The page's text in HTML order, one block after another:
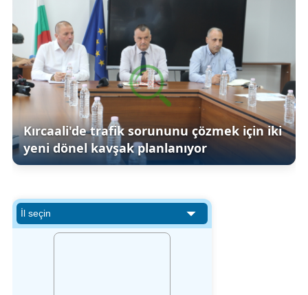
Kırcaali'de trafik sorununu çözmek için iki
yeni dönel kavşak planlanıyor